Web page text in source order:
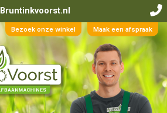
Bruntinkvoorst.nl
Bezoek onze winkel Maak een afspraak